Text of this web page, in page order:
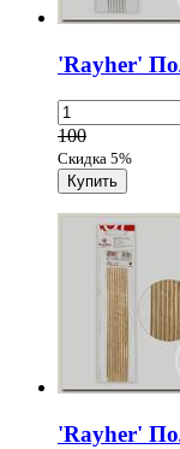
'Rayher'
100
Скидка 5%
'Rayher'